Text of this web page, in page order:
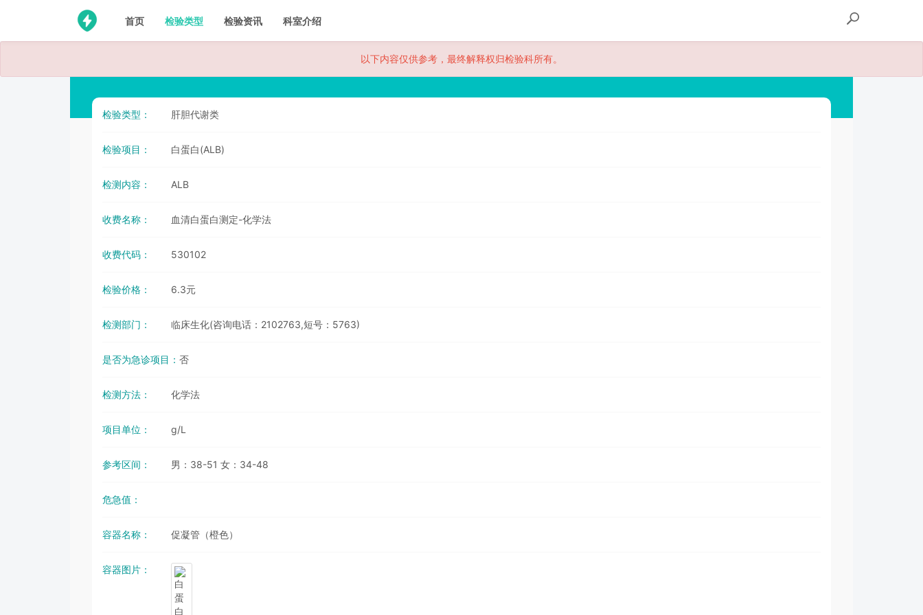
首页 检验类型 检验资讯 科室介绍
以下内容仅供参考，最终解释权归检验科所有。
检验类型： 肝胆代谢类
检验项目： 白蛋白(ALB)
检测内容： ALB
收费名称： 血清白蛋白测定-化学法
收费代码： 530102
检验价格： 6.3元
检测部门： 临床生化(咨询电话：2102763,短号：5763)
是否为急诊项目： 否
检测方法： 化学法
项目单位： g/L
参考区间： 男：38-51 女：34-48
危急值：
容器名称： 促凝管（橙色）
容器图片：